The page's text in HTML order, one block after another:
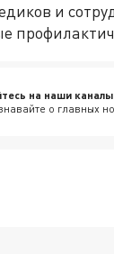
и
на наши каналы
о главных